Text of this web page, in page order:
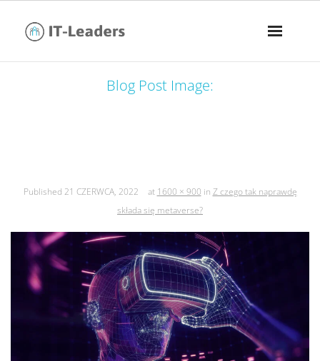
Blog Post Image:
Published 21 CZERWCA, 2022 at 1600 × 900 in Z czego tak naprawdę
składa się metaverse?